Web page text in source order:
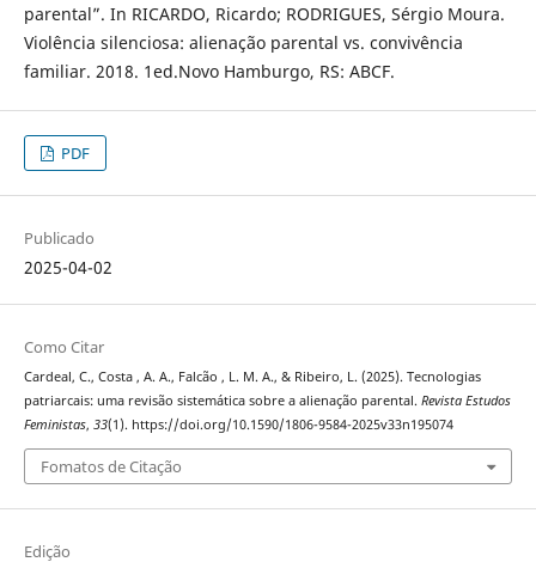
parental”. In RICARDO, Ricardo; RODRIGUES, Sérgio Moura.
Violência silenciosa: alienação parental vs. convivência
familiar. 2018. 1ed.Novo Hamburgo, RS: ABCF.
PDF
Publicado
2025-04-02
Como Citar
Cardeal, C., Costa , A. A., Falcão , L. M. A., & Ribeiro, L. (2025). Tecnologias
patriarcais: uma revisão sistemática sobre a alienação parental. Revista Estudos
Feministas, 33(1). https://doi.org/10.1590/1806-9584-2025v33n195074
Fomatos de Citação
Edição